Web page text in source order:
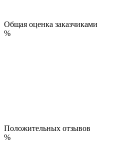
Общая оценка заказчиками
%
Положительных отзывов
%